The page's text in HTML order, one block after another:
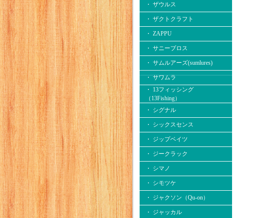
・ ザウルス
・ ザクトクラフト
・ ZAPPU
・ サニーブロス
・ サムルアーズ(sumlures)
・ サワムラ
・ 13フィッシング
（13Fishing）
・ シグナル
・ シックスセンス
・ ジップベイツ
・ ジークラック
・ シマノ
・ シモツケ
・ ジャクソン（Qu-on）
・ ジャッカル